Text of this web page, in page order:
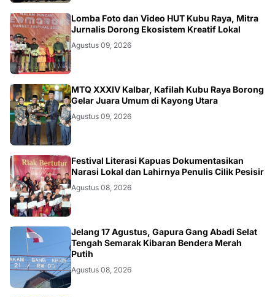
DAERAH
Lomba Foto dan Video HUT Kubu Raya, Mitra
Jurnalis Dorong Ekosistem Kreatif Lokal
Agustus 09, 2026
KALBAR
MTQ XXXIV Kalbar, Kafilah Kubu Raya Borong
Gelar Juara Umum di Kayong Utara
Agustus 09, 2026
DAERAH
Festival Literasi Kapuas Dokumentasikan
Narasi Lokal dan Lahirnya Penulis Cilik Pesisir
Agustus 08, 2026
Jelang 17 Agustus, Gapura Gang Abadi Selat
Tengah Semarak Kibaran Bendera Merah
Putih
Agustus 08, 2026